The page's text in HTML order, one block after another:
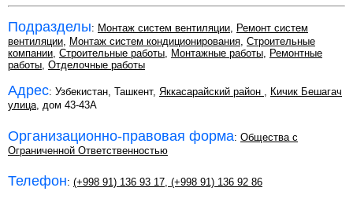
Подразделы: Монтаж систем вентиляции, Ремонт систем
вентиляции, Монтаж систем кондиционирования, Строительные
компании, Строительные работы, Монтажные работы, Ремонтные
работы, Отделочные работы
Адрес: Узбекистан, Ташкент, Яккасарайский район , Кичик Бешагач
улица, дом 43-43А
Организационно-правовая форма: Общества с
Ограниченной Ответственностью
Телефон: (+998 91) 136 93 17, (+998 91) 136 92 86